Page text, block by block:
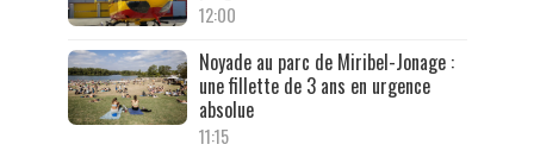
12:00
Noyade au parc de Miribel-Jonage :
une fillette de 3 ans en urgence
absolue
11:15